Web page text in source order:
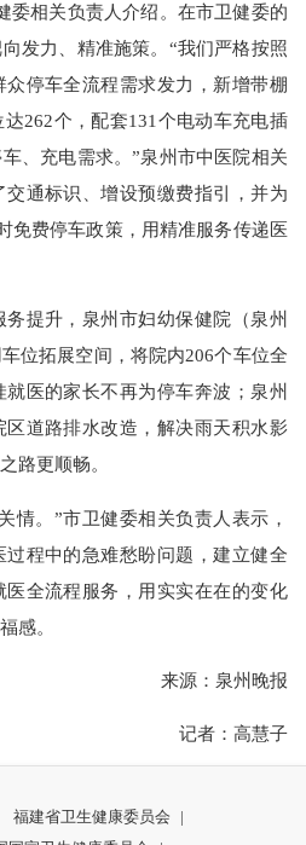
委相关负责人介绍。在市卫健委的
发力、精准施策。“我们严格按照
停车全流程需求发力，新增带棚
262个，配套131个电动车充电插
、充电需求。”泉州市中医院相关
通标识、增设预缴费指引，并为
免费停车政策，用精准服务传递医
提升，泉州市妇幼保健院（泉州
位拓展空间，将院内206个车位全
医的家长不再为停车奔波；泉州
道路排水改造，解决雨天积水影
路更顺畅。
。”市卫健委相关负责人表示，
程中的急难愁盼问题，建立健全
全流程服务，用实实在在的变化
感。
来源：泉州晚报
记者：高慧子
福建省卫生健康委员会
|